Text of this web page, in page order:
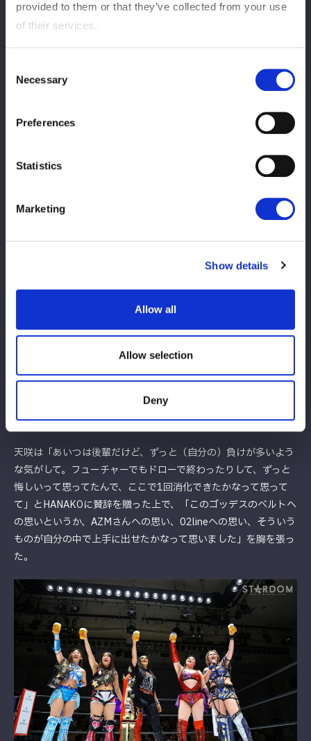
provided to them or that they’ve collected from your use
of their services.
Selection
Necessary
Preferences
Statistics
Marketing
Show details
Allow all
Allow selection
Deny
試合後の両チームはノーサイド。ジーナがビールを運び、5人で
乾杯した。
天咲は「あいつは後輩だけど、ずっと（自分の）負けが多いよう
な気がして。フューチャーでもドローで終わったりして、ずっと
悔しいって思ってたんで、ここで1回消化できたかなって思って
て」とHANAKOに賛辞を贈った上で、「このゴッデスのベルトへ
の思いというか、AZMさんへの思い、02lineへの思い、そういう
ものが自分の中で上手に出せたかなって思いました」を胸を張っ
た。